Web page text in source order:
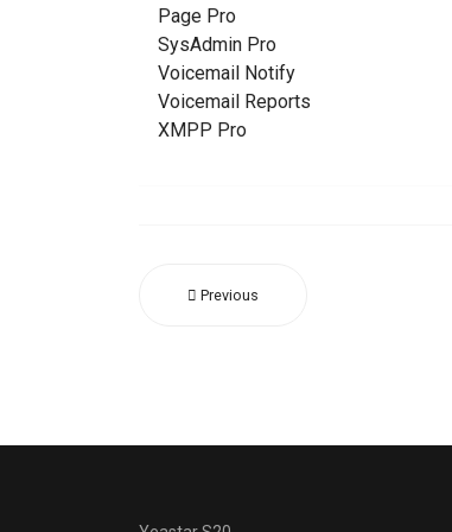
Page Pro
SysAdmin Pro
Voicemail Notify
Voicemail Reports
XMPP Pro
Previous